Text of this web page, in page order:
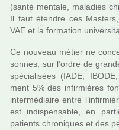
(santé men­tale, mala­dies
Il faut étendre ces
VAE et la for­ma­tion
Ce nou­­veau métier ne
son­­nes, sur l’ordre de
spé­­cia­­li­­sées (IADE,
ment 5% des infir­miè­res
inter­mé­diaire entre
est indis­pen­sa­ble, en
patients chro­ni­ques et des